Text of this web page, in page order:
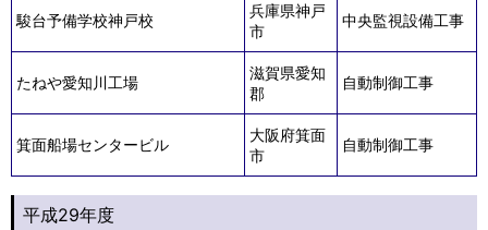
駿台予備学校神戸校
兵庫県神戸
市
中央監視設備工事
たねや愛知川工場
滋賀県愛知
郡
自動制御工事
箕面船場センタービル
大阪府箕面
市
自動制御工事
平成29年度